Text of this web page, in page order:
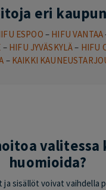
eri
ESPOO – HIFU VANTAA
– HIFU JYVÄSKYLÄ– HIFU
– KAIKKI
valitessa
huomioida?
sisällöt voivat vaihdella